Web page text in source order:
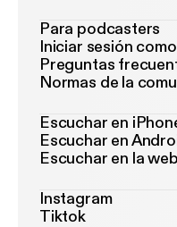
Para podcasters
Iniciar sesión
Preguntas
Normas de la
Escuchar en
Escuchar en
Escuchar en la web
Instagram
Tiktok